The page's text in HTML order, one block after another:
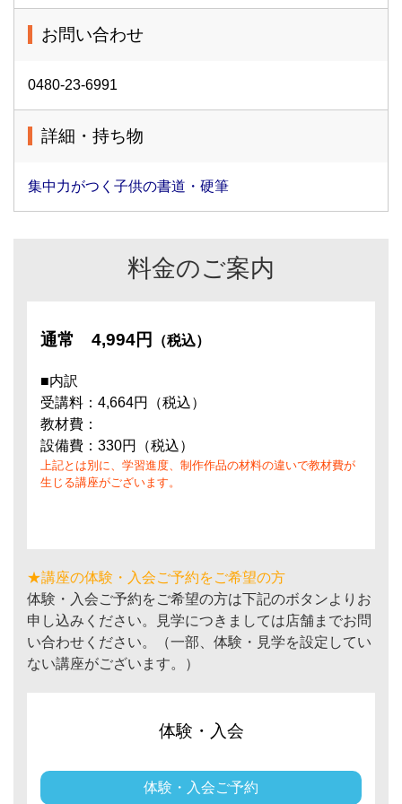
お問い合わせ
0480-23-6991
詳細・持ち物
集中力がつく子供の書道・硬筆
料金のご案内
通常 4,994円 （税込）
■内訳
受講料：4,664円（税込）
教材費：
設備費：330円（税込）
上記とは別に、学習進度、制作作品の材料の違いで教材費が
生じる講座がございます。
★講座の体験・入会ご予約をご希望の方
体験・入会ご予約をご希望の方は下記のボタンよりお
申し込みください。見学につきましては店舗までお問
い合わせください。（一部、体験・見学を設定してい
ない講座がございます。）
体験・入会
体験・入会ご予約